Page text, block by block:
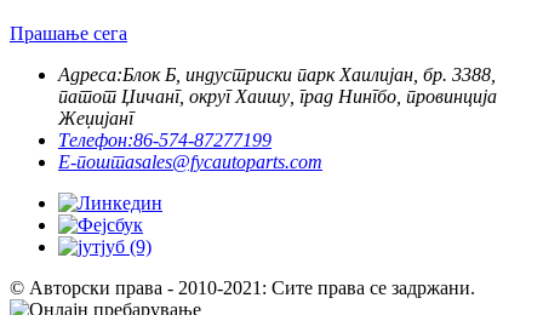
Прашање сега
Адреса:Блок Б, индустриски парк Хаилијан, бр. 3388,
патот Џичанг, округ Хаишу, град Нингбо, провинција
Жеџијанг
Телефон:86-574-87277199
Е-поштаsales@fycautoparts.com
© Авторски права - 2010-2021: Сите права се задржани.